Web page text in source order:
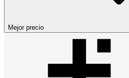
Mejor precio